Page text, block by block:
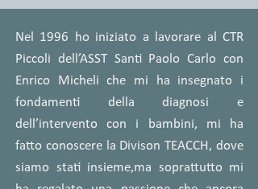
Nel 1996 ho iniziato a lavorare al CTR
Piccoli dell’ASST Santi Paolo Carlo con
Enrico Micheli che mi ha insegnato i
fondamenti della diagnosi e
dell’intervento con i bambini, mi ha
fatto conoscere la Divison TEACCH, dove
siamo stati insieme,ma soprattutto mi